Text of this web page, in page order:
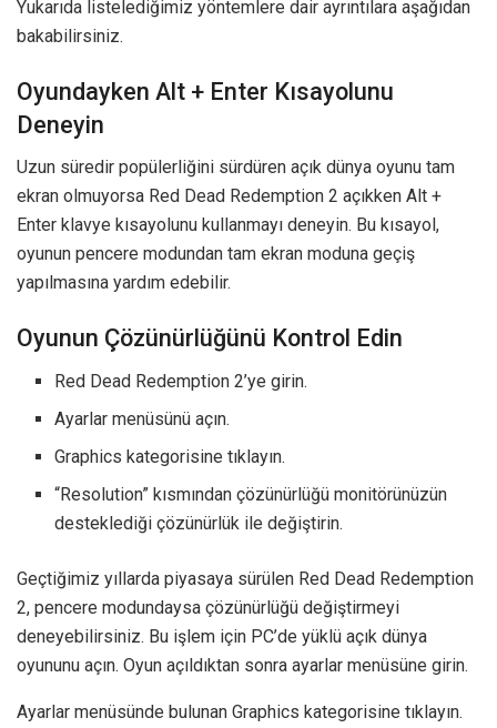
Yukarıda listelediğimiz yöntemlere dair ayrıntılara aşağıdan
bakabilirsiniz.
Oyundayken Alt + Enter Kısayolunu
Deneyin
Uzun süredir popülerliğini sürdüren açık dünya oyunu tam
ekran olmuyorsa Red Dead Redemption 2 açıkken Alt +
Enter klavye kısayolunu kullanmayı deneyin. Bu kısayol,
oyunun pencere modundan tam ekran moduna geçiş
yapılmasına yardım edebilir.
Oyunun Çözünürlüğünü Kontrol Edin
Red Dead Redemption 2’ye girin.
Ayarlar menüsünü açın.
Graphics kategorisine tıklayın.
“Resolution” kısmından çözünürlüğü monitörünüzün
desteklediği çözünürlük ile değiştirin.
Geçtiğimiz yıllarda piyasaya sürülen Red Dead Redemption
2, pencere modundaysa çözünürlüğü değiştirmeyi
deneyebilirsiniz. Bu işlem için PC’de yüklü açık dünya
oyununu açın. Oyun açıldıktan sonra ayarlar menüsüne girin.
Ayarlar menüsünde bulunan Graphics kategorisine tıklayın.